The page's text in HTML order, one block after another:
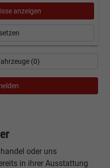
oder uns
in ihrer Ausstattung
anzeigen
(0)